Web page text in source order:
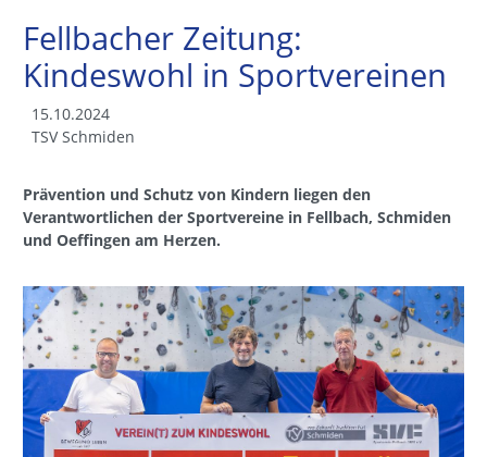
Fellbacher Zeitung:
Kindeswohl in Sportvereinen
15.10.2024
TSV Schmiden
Prävention und Schutz von Kindern liegen den
Verantwortlichen der Sportvereine in Fellbach, Schmiden
und Oeffingen am Herzen.